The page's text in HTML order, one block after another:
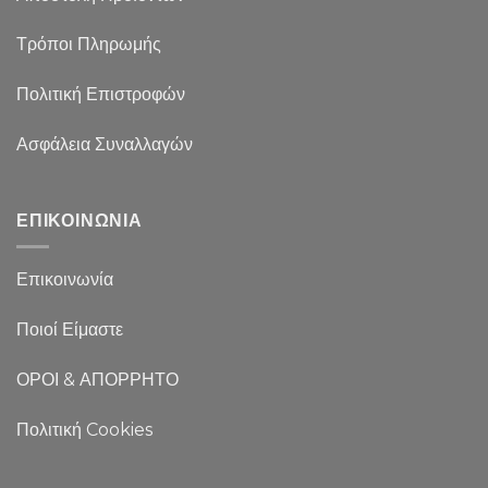
Τρόποι Πληρωμής
Πολιτική Επιστροφών
Ασφάλεια Συναλλαγών
ΕΠΙΚΟΙΝΩΝΙΑ
Επικοινωνία
Ποιοί Είμαστε
ΟΡΟΙ & ΑΠΟΡΡΗΤΟ
Πολιτική Cookies